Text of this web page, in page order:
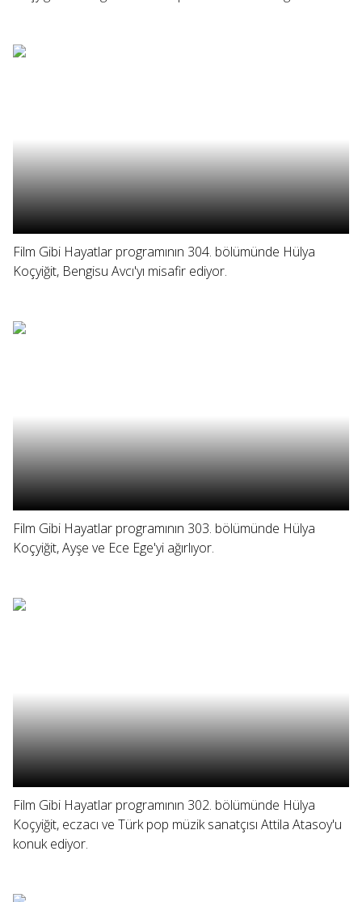
Film Gibi Hayatlar programının 304. bölümünde Hülya
Koçyiğit, Bengisu Avcı'yı misafir ediyor.
Film Gibi Hayatlar programının 303. bölümünde Hülya
Koçyiğit, Ayşe ve Ece Ege'yi ağırlıyor.
Film Gibi Hayatlar programının 302. bölümünde Hülya
Koçyiğit, eczacı ve Türk pop müzik sanatçısı Attila Atasoy'u
konuk ediyor.